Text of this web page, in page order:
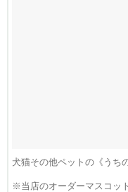
犬猫その他ペットの《うち
※当店のオーダーマスコッ